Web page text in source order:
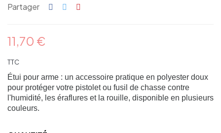
Partager
11,70 €
TTC
Étui pour arme : un accessoire pratique en polyester doux
pour protéger votre pistolet ou fusil de chasse contre
l'humidité, les éraflures et la rouille, disponible en plusieurs
couleurs.